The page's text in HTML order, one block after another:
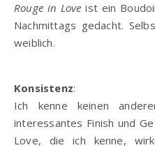
Rouge in Love ist ein
Nachmittags gedacht.
weiblich.
Konsistenz:
Ich kenne keinen
interessantes Finish und
Love, die ich kenne,